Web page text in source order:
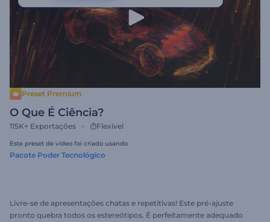
Preset Premium
O Que É Ciência?
115K+ Exportações Flexível
Este preset de vídeo foi criado usando
Pacote Poder Tecnológico
Livre-se de apresentações chatas e repetitivas! Este pré-ajuste
pronto quebra todos os estereótipos. É perfeitamente adequado